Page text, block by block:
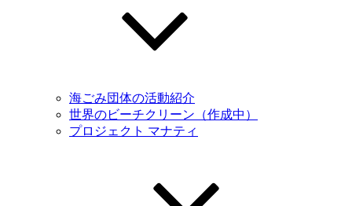
海ごみ団体の活動紹介
世界のビーチクリーン（作成中）
プロジェクト マナティ